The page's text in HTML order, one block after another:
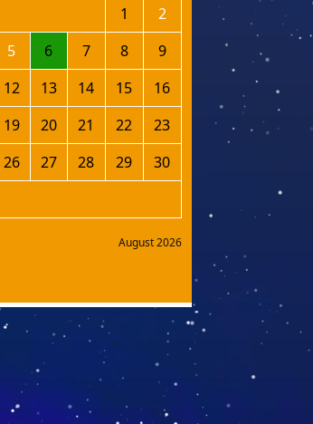
August 2026
1
2
5 6 7 8
9
12 13 14 15
16
19 20 21 22
23
26 27 28 29
30